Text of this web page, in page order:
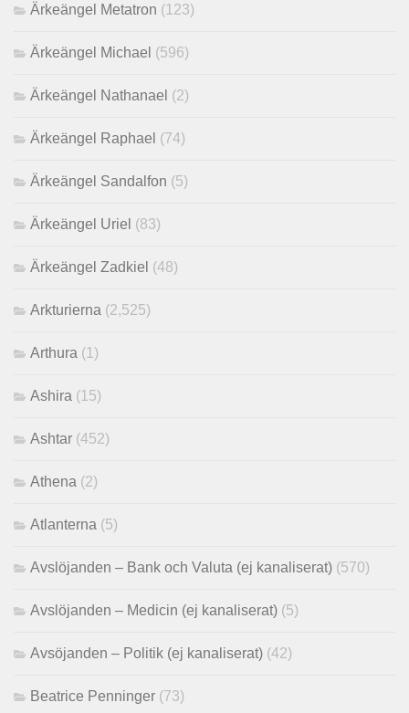
Ärkeängel Metatron (123)
Ärkeängel Michael (596)
Ärkeängel Nathanael (2)
Ärkeängel Raphael (74)
Ärkeängel Sandalfon (5)
Ärkeängel Uriel (83)
Ärkeängel Zadkiel (48)
Arkturierna (2,525)
Arthura (1)
Ashira (15)
Ashtar (452)
Athena (2)
Atlanterna (5)
Avslöjanden – Bank och Valuta (ej kanaliserat) (570)
Avslöjanden – Medicin (ej kanaliserat) (5)
Avsöjanden – Politik (ej kanaliserat) (42)
Beatrice Penninger (73)